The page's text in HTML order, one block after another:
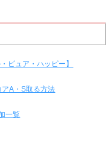
ピュア・ハッピー】
A・S取る方法
一覧